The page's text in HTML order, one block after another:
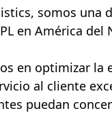
somos una
en América del
en optimizar la
al cliente
puedan